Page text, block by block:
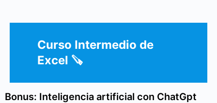
Curso Intermedio de
Excel 🪚
Bonus: Inteligencia artificial con ChatGpt